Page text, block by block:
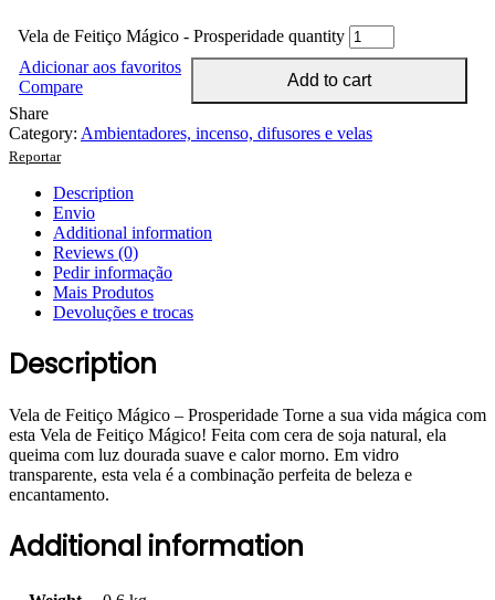
Vela de Feitiço Mágico - Prosperidade quantity
Add to cart
Adicionar aos favoritos
Compare
Share
Category: Ambientadores, incenso, difusores e velas
Reportar
Description
Envio
Additional information
Reviews (0)
Pedir informação
Mais Produtos
Devoluções e trocas
Description
Vela de Feitiço Mágico – Prosperidade Torne a sua vida mágica com
esta Vela de Feitiço Mágico! Feita com cera de soja natural, ela
queima com luz dourada suave e calor morno. Em vidro
transparente, esta vela é a combinação perfeita de beleza e
encantamento.
Additional information